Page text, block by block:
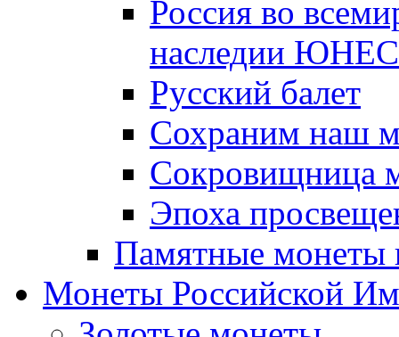
Россия во
наследии
Русский балет
Сохраним наш
Сокровищница
Эпоха
Памятные монеты
Монеты Российской